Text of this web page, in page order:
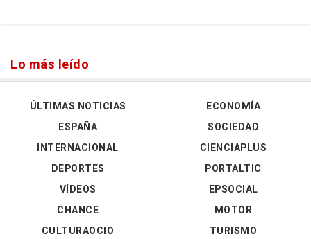
Lo más leído
ÚLTIMAS NOTICIAS
ESPAÑA
INTERNACIONAL
DEPORTES
VÍDEOS
ECONOMÍA
SOCIEDAD
CIENCIAPLUS
PORTALTIC
EPSOCIAL
CHANCE
CULTURAOCIO
MOTOR
TURISMO